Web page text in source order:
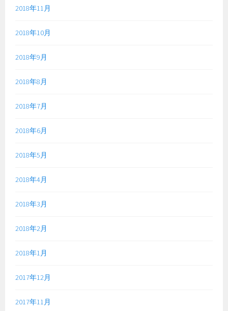
2018年11月
2018年10月
2018年9月
2018年8月
2018年7月
2018年6月
2018年5月
2018年4月
2018年3月
2018年2月
2018年1月
2017年12月
2017年11月